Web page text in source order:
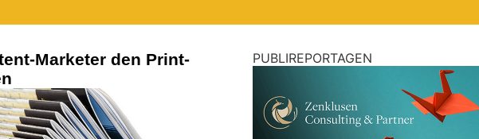
Marketer den Print-
PUBLIREPORTAGEN